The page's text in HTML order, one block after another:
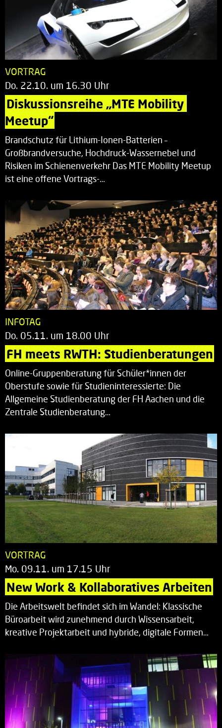
VORTRAG
Do. 22.10. um 16.30 Uhr
Diskussionsreihe „MTE Mobility
Meetup“
Brandschutz für Lithium-Ionen-Batterien –
Großbrandversuche, Hochdruck-Wassernebel und
Risiken im Schienenverkehr Das MTE Mobility Meetup
ist eine offene Vortrags-…
INFOTAG
Do. 05.11. um 18.00 Uhr
FH meets RWTH: Studienberatungen
Online-Gruppenberatung für Schüler*innen der
Oberstufe sowie für Studieninteressierte: Die
Allgemeine Studienberatung der FH Aachen und die
Zentrale Studienberatung…
VORTRAG
Mo. 09.11. um 17.15 Uhr
New Work & Kollaboratives Arbeiten
Die Arbeitswelt befindet sich im Wandel: Klassische
Büroarbeit wird zunehmend durch Wissensarbeit,
kreative Projektarbeit und hybride, digitale Formen…